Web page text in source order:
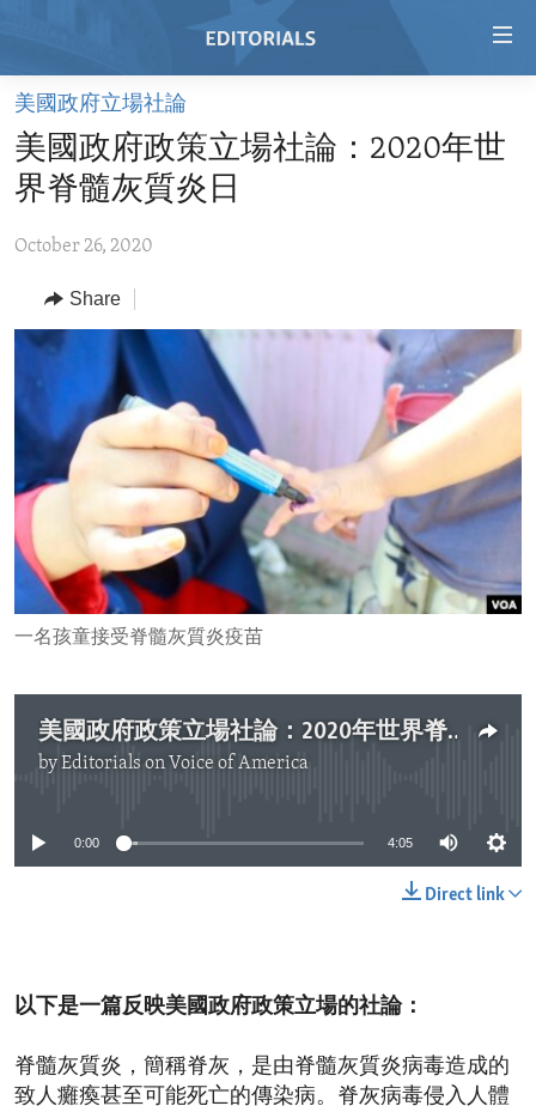
Skip
main
content
to
Navigation
Skip
HOME
VIDEO
REGIONS
AFRICA
AMERICAS
EUROPE
MIDDLE EAST
TOPICS
HUMAN RIGHTS
SECURITY AND DEFENSE
AID AND DEVELOPMENT
DEMOCRACY AND GOVERNANCE
ECONOMY AND TRADE
ENVIRONMENT AND HEALTH
IDEALS AND INSTITUTIONS
ARCHIVE
ABOUT US
FOLLOW US
美國政府立場社論
美國政府政策立場社論：2020年世
界脊髓灰質炎日
October 26, 2020
Share
一名孩童接受脊髓灰質炎疫苗
美國政府政策立場社論：2020年世界脊髓灰質炎日
byEditorials on Voice of America
0:00 4:05
Direct link
以下是一篇反映美國政府政策立場的社論：
脊髓灰質炎，簡稱脊灰，是由脊髓灰質炎病毒造成的
致人癱瘓甚至可能死亡的傳染病。脊灰病毒侵入人體